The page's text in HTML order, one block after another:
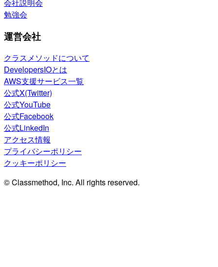
会社説明会
勉強会
運営会社
クラスメソッドについて
DevelopersIOとは
AWS支援サービス一覧
公式X(Twitter)
公式YouTube
公式Facebook
公式LinkedIn
アクセス情報
プライバシーポリシー
クッキーポリシー
© Classmethod, Inc. All rights reserved.